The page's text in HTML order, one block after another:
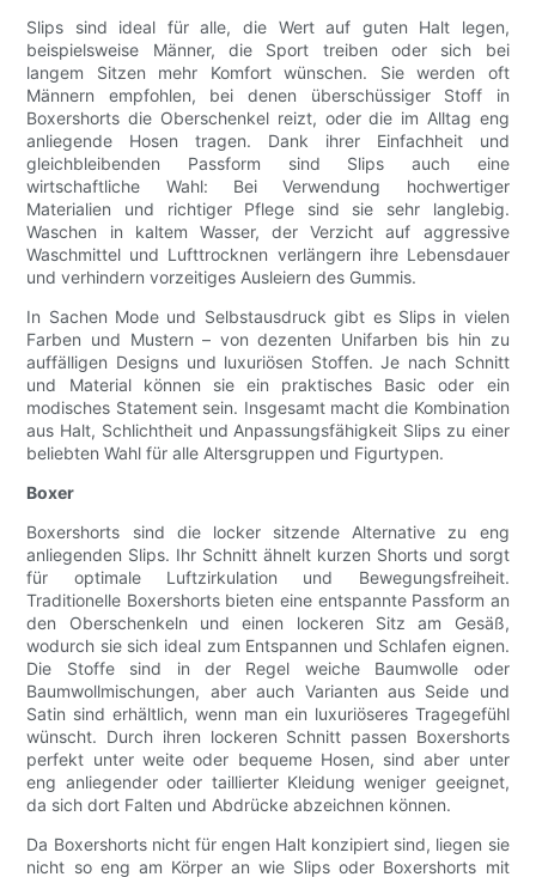
Slips sind ideal für alle, die Wert auf guten Halt legen,
beispielsweise Männer, die Sport treiben oder sich bei
langem Sitzen mehr Komfort wünschen. Sie werden oft
Männern empfohlen, bei denen überschüssiger Stoff in
Boxershorts die Oberschenkel reizt, oder die im Alltag eng
anliegende Hosen tragen. Dank ihrer Einfachheit und
gleichbleibenden Passform sind Slips auch eine
wirtschaftliche Wahl: Bei Verwendung hochwertiger
Materialien und richtiger Pflege sind sie sehr langlebig.
Waschen in kaltem Wasser, der Verzicht auf aggressive
Waschmittel und Lufttrocknen verlängern ihre Lebensdauer
und verhindern vorzeitiges Ausleiern des Gummis.
In Sachen Mode und Selbstausdruck gibt es Slips in vielen
Farben und Mustern – von dezenten Unifarben bis hin zu
auffälligen Designs und luxuriösen Stoffen. Je nach Schnitt
und Material können sie ein praktisches Basic oder ein
modisches Statement sein. Insgesamt macht die Kombination
aus Halt, Schlichtheit und Anpassungsfähigkeit Slips zu einer
beliebten Wahl für alle Altersgruppen und Figurtypen.
Boxer
Boxershorts sind die locker sitzende Alternative zu eng
anliegenden Slips. Ihr Schnitt ähnelt kurzen Shorts und sorgt
für optimale Luftzirkulation und Bewegungsfreiheit.
Traditionelle Boxershorts bieten eine entspannte Passform an
den Oberschenkeln und einen lockeren Sitz am Gesäß,
wodurch sie sich ideal zum Entspannen und Schlafen eignen.
Die Stoffe sind in der Regel weiche Baumwolle oder
Baumwollmischungen, aber auch Varianten aus Seide und
Satin sind erhältlich, wenn man ein luxuriöseres Tragegefühl
wünscht. Durch ihren lockeren Schnitt passen Boxershorts
perfekt unter weite oder bequeme Hosen, sind aber unter
eng anliegender oder taillierter Kleidung weniger geeignet,
da sich dort Falten und Abdrücke abzeichnen können.
Da Boxershorts nicht für engen Halt konzipiert sind, liegen sie
nicht so eng am Körper an wie Slips oder Boxershorts mit